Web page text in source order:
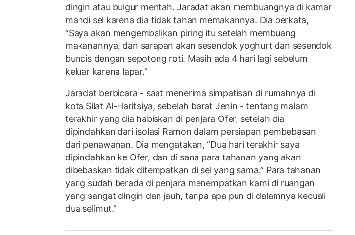
dingin atau bulgur mentah. Jaradat akan membuangnya di kamar
mandi sel karena dia tidak tahan memakannya. Dia berkata,
“Saya akan mengembalikan piring itu setelah membuang
makanannya, dan sarapan akan sesendok yoghurt dan sesendok
buncis dengan sepotong roti. Masih ada 4 hari lagi sebelum
keluar karena lapar.”
Jaradat berbicara - saat menerima simpatisan di rumahnya di
kota Silat Al-Haritsiya, sebelah barat Jenin - tentang malam
terakhir yang dia habiskan di penjara Ofer, setelah dia
dipindahkan dari isolasi Ramon dalam persiapan pembebasan
dari penawanan. Dia mengatakan, “Dua hari terakhir saya
dipindahkan ke Ofer, dan di sana para tahanan yang akan
dibebaskan tidak ditempatkan di sel yang sama.” Para tahanan
yang sudah berada di penjara menempatkan kami di ruangan
yang sangat dingin dan jauh, tanpa apa pun di dalamnya kecuali
dua selimut.”